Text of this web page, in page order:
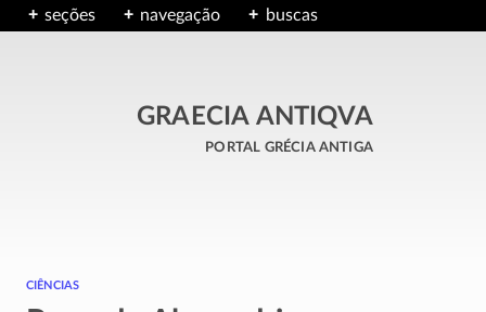
seções navegação buscas
GRAECIA ANTIQVA
portal grécia antiga
ciências